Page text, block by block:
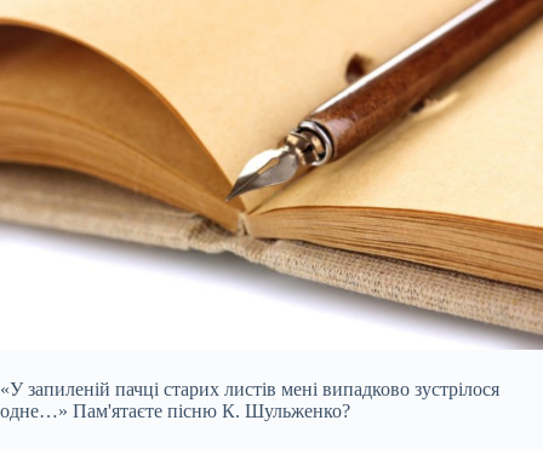
«У запиленій пачці старих листів мені випадково зустрілося
одне…» Пам'ятаєте пісню К. Шульженко?